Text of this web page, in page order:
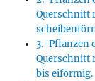
Querschnitt
3.-Pflanzen
Querschnitt
bis eiförmig.